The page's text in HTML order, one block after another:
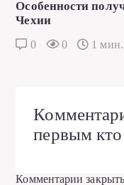
Особенности
Чехии
0 0 1 мин.
первым кто
Комментарии